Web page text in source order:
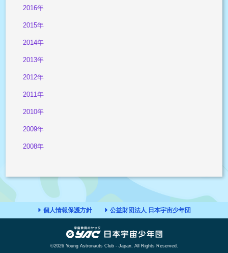
2016年
2015年
2014年
2013年
2012年
2011年
2010年
2009年
2008年
個人情報保護方針 公益財団法人 日本宇宙少年団
©2026 Young Astronauts Club - Japan, All Rights Reserved.